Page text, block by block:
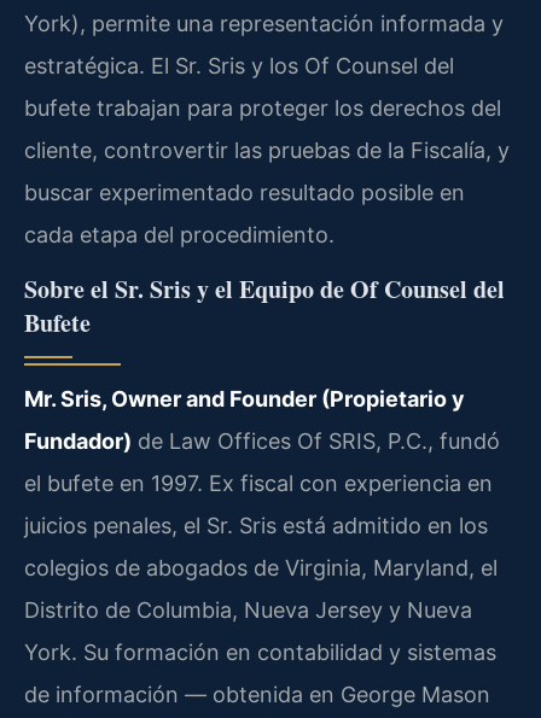
York), permite una representación informada y
estratégica. El Sr. Sris y los Of Counsel del
bufete trabajan para proteger los derechos del
cliente, controvertir las pruebas de la Fiscalía, y
buscar experimentado resultado posible en
cada etapa del procedimiento.
Sobre el Sr. Sris y el Equipo de Of Counsel del
Bufete
Mr. Sris, Owner and Founder (Propietario y
Fundador) de Law Offices Of SRIS, P.C., fundó
el bufete en 1997. Ex fiscal con experiencia en
juicios penales, el Sr. Sris está admitido en los
colegios de abogados de Virginia, Maryland, el
Distrito de Columbia, Nueva Jersey y Nueva
York. Su formación en contabilidad y sistemas
de información — obtenida en George Mason